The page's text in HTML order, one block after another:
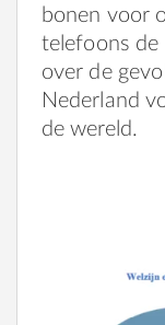
bonen voor
telefoons de
over de
Nederland
de wereld.